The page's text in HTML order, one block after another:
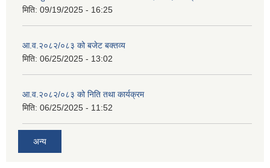
मिति: 09/19/2025 - 16:25
आ.व.२०८२/०८३ को बजेट बक्तव्य
मिति: 06/25/2025 - 13:02
आ.व.२०८२/०८३ को निति तथा कार्यक्रम
मिति: 06/25/2025 - 11:52
अन्य